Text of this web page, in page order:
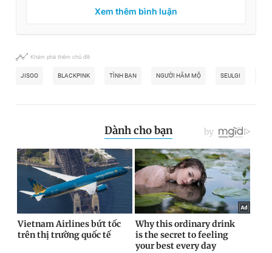
Xem thêm bình luận
Khám phá thêm chủ đề
JISOO BLACKPINK TÌNH BẠN NGƯỜI HÂM MỘ SEULGI